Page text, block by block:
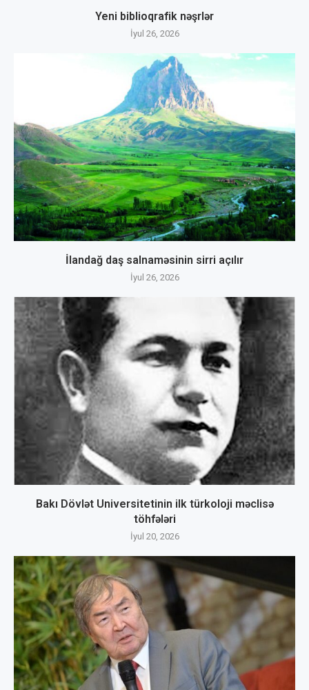
Yeni biblioqrafik nəşrlər
İyul 26, 2026
İlandağ daş salnaməsinin sirri açılır
İyul 26, 2026
Bakı Dövlət Universitetinin ilk türkoloji məclisə
töhfələri
İyul 20, 2026